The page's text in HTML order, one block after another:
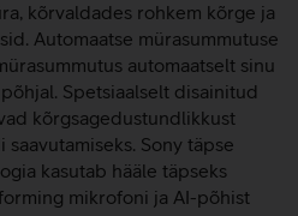
kõrvaldades rohkem kõrge ja
Automaatse mürasummutuse
automaatselt sinu
Spetsiaalselt disainitud
kõrgsagedustundlikkust
Sony täpse
kasutab hääle täpseks
mikrofoni ja AI-põhist